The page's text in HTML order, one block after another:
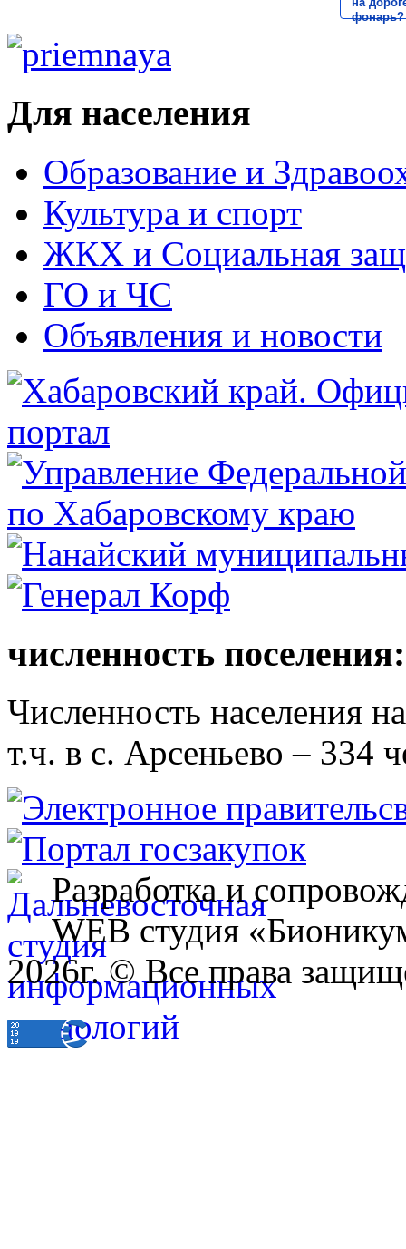
фонарь?
Для населения
Образование и
Культура и спорт
ЖКХ и Социальная
ГО и ЧС
Объявления и новости
численность поселения:
Численность населения
т.ч. в с. Арсеньево – 334
Разработка и
WEB студия
2026г. © Все права